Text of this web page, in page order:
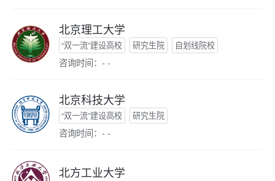
北京理工大学
“双一流”建设高校 研究生院 自划线院校
咨询时间：- -
北京科技大学
“双一流”建设高校 研究生院
咨询时间：- -
北方工业大学